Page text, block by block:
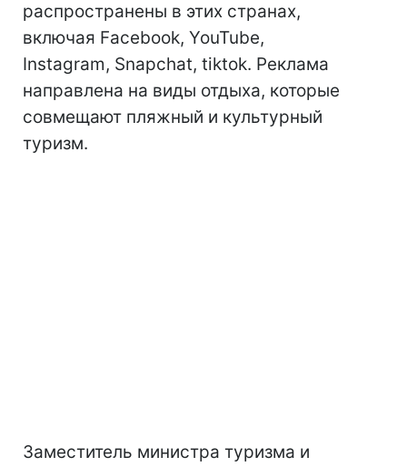
распространены в этих странах,
включая Facebook, YouTube,
Instagram, Snapchat, tiktok. Реклама
направлена на виды отдыха, которые
совмещают пляжный и культурный
туризм.
Заместитель министра туризма и